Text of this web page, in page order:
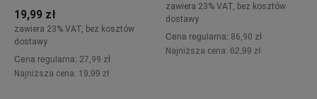
19,99 zł
zawiera 23% VAT, bez kosztów
dostawy
Cena regularna: 27,99 zł
Najniższa cena: 19,99 zł
zawiera 23% VAT, bez kosztów
dostawy
Cena regularna: 86,90 zł
Najniższa cena: 62,99 zł